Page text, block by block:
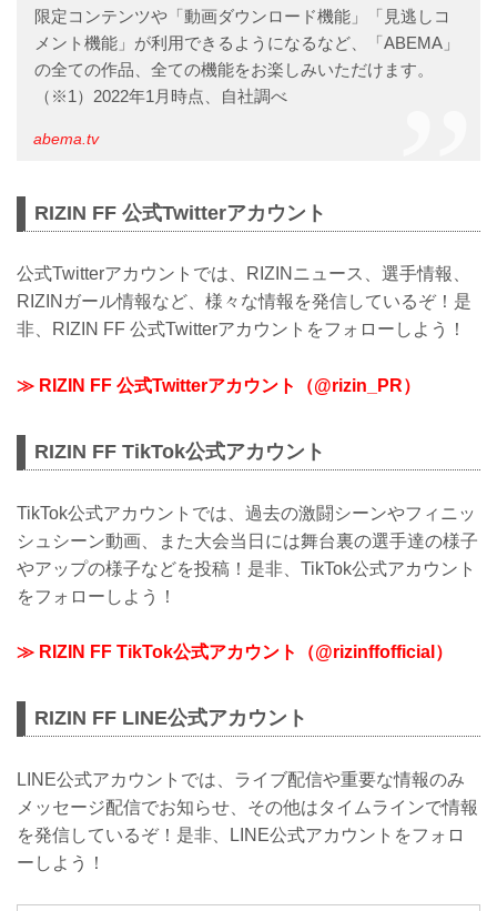
限定コンテンツや「動画ダウンロード機能」「見逃しコ
メント機能」が利用できるようになるなど、「ABEMA」
の全ての作品、全ての機能をお楽しみいただけます。
（※1）2022年1月時点、自社調べ
abema.tv
RIZIN FF 公式Twitterアカウント
公式Twitterアカウントでは、RIZINニュース、選手情報、
RIZINガール情報など、様々な情報を発信しているぞ！是
非、RIZIN FF 公式Twitterアカウントをフォローしよう！
≫ RIZIN FF 公式Twitterアカウント（@rizin_PR）
RIZIN FF TikTok公式アカウント
TikTok公式アカウントでは、過去の激闘シーンやフィニッ
シュシーン動画、また大会当日には舞台裏の選手達の様子
やアップの様子などを投稿！是非、TikTok公式アカウント
をフォローしよう！
≫ RIZIN FF TikTok公式アカウント（@rizinffofficial）
RIZIN FF LINE公式アカウント
LINE公式アカウントでは、ライブ配信や重要な情報のみ
メッセージ配信でお知らせ、その他はタイムラインで情報
を発信しているぞ！是非、LINE公式アカウントをフォロ
ーしよう！